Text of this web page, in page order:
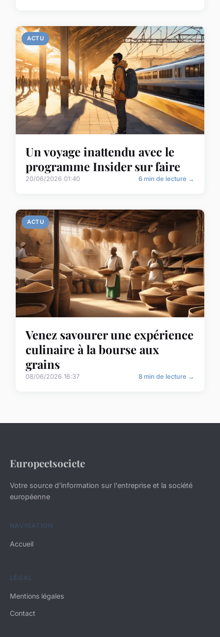
ACTU
Un voyage inattendu avec le
programme Insider sur faire
20/06/2026 01:40 6 min de lecture →
ACTU
Venez savourer une expérience
culinaire à la bourse aux
grains
08/06/2026 16:37 8 min de lecture →
Europeetsociete
Votre source d'information sur l'entreprise et la société
européenne
NAVIGATION
Accueil
LÉGAL
Mentions légales
Contact